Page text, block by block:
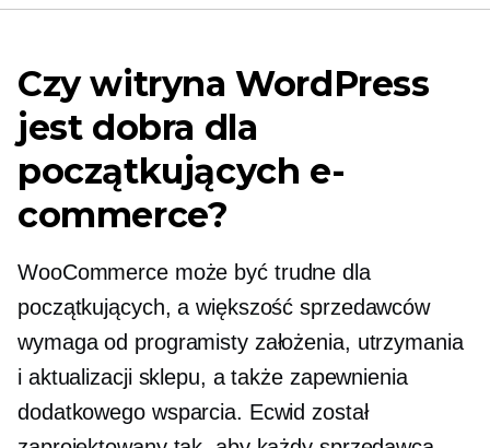
Czy witryna WordPress
jest dobra dla
początkujących e-
commerce?
WooCommerce może być trudne dla
początkujących, a większość sprzedawców
wymaga od programisty założenia, utrzymania
i aktualizacji sklepu, a także zapewnienia
dodatkowego wsparcia. Ecwid został